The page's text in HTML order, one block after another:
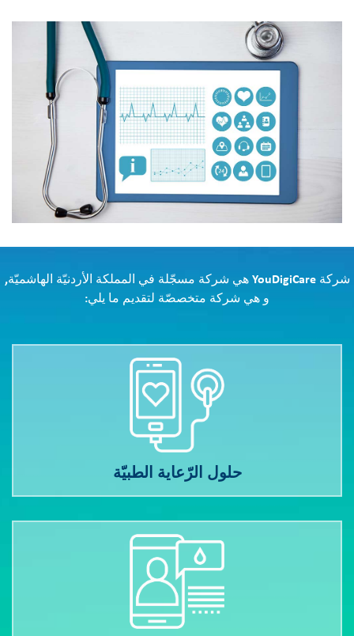
شركة YouDigiCare هي شركة مسجّلة في المملكة الأردنيّة الهاشميّة,
و هي شركة متخصصّة لتقديم ما يلي:
حلول الرّعاية الطبيّة